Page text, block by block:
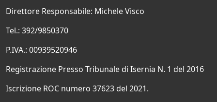
Direttore Responsabile: Michele Visco
Tel.: 392/9850370
P.IVA.: 00939520946
Registrazione Presso Tribunale di Isernia N. 1 del 2016
Iscrizione ROC numero 37623 del 2021.